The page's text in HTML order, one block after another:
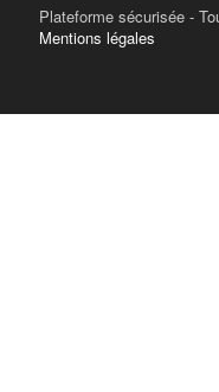
Plateforme sécurisée -
Mentions légales